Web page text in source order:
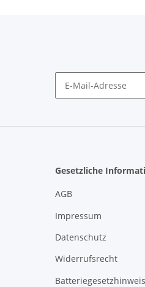
Gesetzliche
AGB
Impressum
Datenschutz
Widerrufsrecht